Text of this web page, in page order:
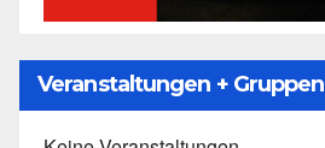
Veranstaltungen + Gruppen